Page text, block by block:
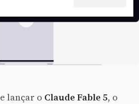
lançar o Claude Fable 5, o